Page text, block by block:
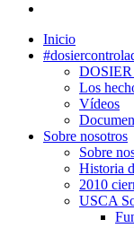
Inicio
Los
Vídeos
Sobre nosotros
Sobre
Historia
2010
USCA